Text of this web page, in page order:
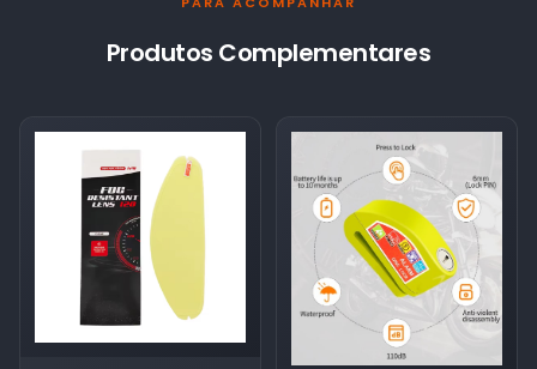
Produtos Complementares